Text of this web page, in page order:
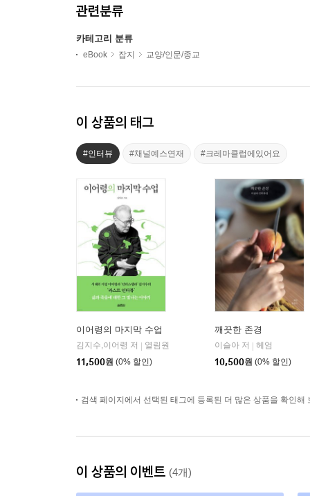
관련분류
카테고리 분류
eBook 잡지 교양/인문/종교
이 상품의 태그
#인터뷰 #채널예스연재 #크레마클럽에있어요
이어령의 마지막 수업
김지수,이어령 저
열림원
11,500원 (0% 할인)
깨끗한 존경
이슬아 저
헤엄
10,500원 (0% 할인)
검색 페이지에서 선택된 태그에 등록된 더 많은 상품을 확인해
이 상품의 이벤트 (4개)